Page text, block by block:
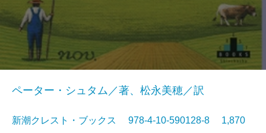
ペーター・シュタム／著、松永美穂／訳
新潮クレスト・ブックス 978-4-10-590128-8 1,870